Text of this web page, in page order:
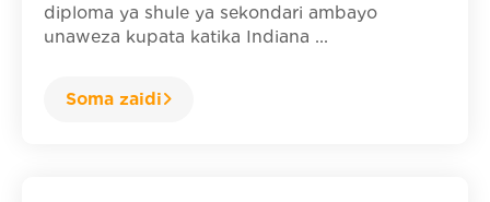
diploma ya shule ya sekondari ambayo
unaweza kupata katika Indiana ...
Soma zaidi